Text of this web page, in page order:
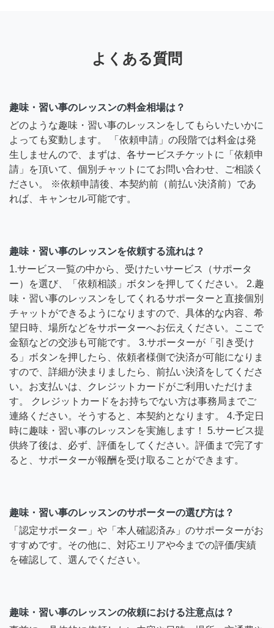
よくある質問
趣味・習い事のレッスンの料金相場は？
どのような趣味・習い事のレッスンをしてもらいたいかに
よっても変動します。 「依頼申請」の段階では料金は発
生しませんので、まずは、各サービスチケットに「依頼申
請」を頂いて、個別チャットにてお問い合わせ、ご相談く
ださい。 ※依頼申請後、本契約前（前払い決済前）であ
れば、キャンセル可能です。
趣味・習い事のレッスンを依頼する流れは？
1.サービス一覧の中から、受けたいサービス（サポータ
ー）を選び、「依頼相談」ボタンを押してください。 2.趣
味・習い事のレッスンをしてくれるサポーターと直接個別
チャットができるようになりますので、具体的な内容、希
望日時、場所などをサポーターへお伝えください。ここで
金額などの交渉も可能です。 3.サポーターが「引き受け
る」ボタンを押したら、依頼者様側で決済が可能になりま
すので、詳細が決まりましたら、前払い決済をしてくださ
い。お支払いは、クレジットカードがご利用いただけま
す。 クレジットカードをお持ちでない方は事務局までご
連絡ください。そうすると、本契約となります。 4.予定日
時に趣味・習い事のレッスンを実施します！ 5.サービス提
供終了後は、必ず、評価をしてください。評価まで完了す
ると、サポーターが報酬を受け取ることができます。
趣味・習い事のレッスンのサポーターの選び方は？
「認定サポーター」や「本人確認済み」のサポーターがお
すすめです。その他に、対応エリアや今までの評価/実績
を確認して、選んでください。
趣味・習い事のレッスンの依頼における注意点は？